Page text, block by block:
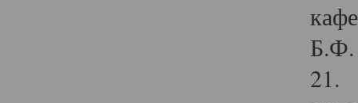
Б.Ф.
21.